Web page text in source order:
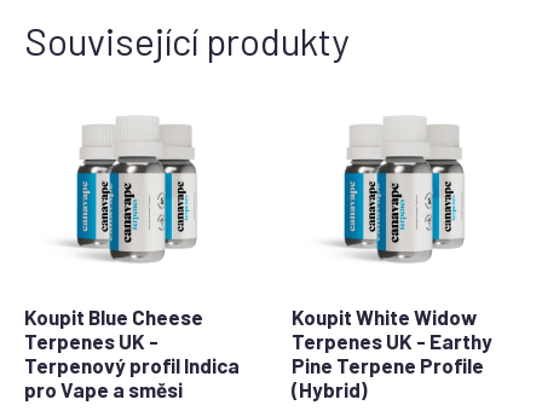
Související produkty
Koupit Blue Cheese
Terpenes UK -
Terpenový profil Indica
pro Vape a směsi
Koupit White Widow
Terpenes UK - Earthy
Pine Terpene Profile
(Hybrid)